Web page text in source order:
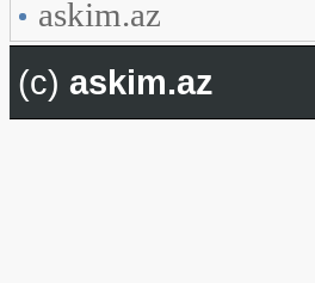
askim.az
(c) askim.az